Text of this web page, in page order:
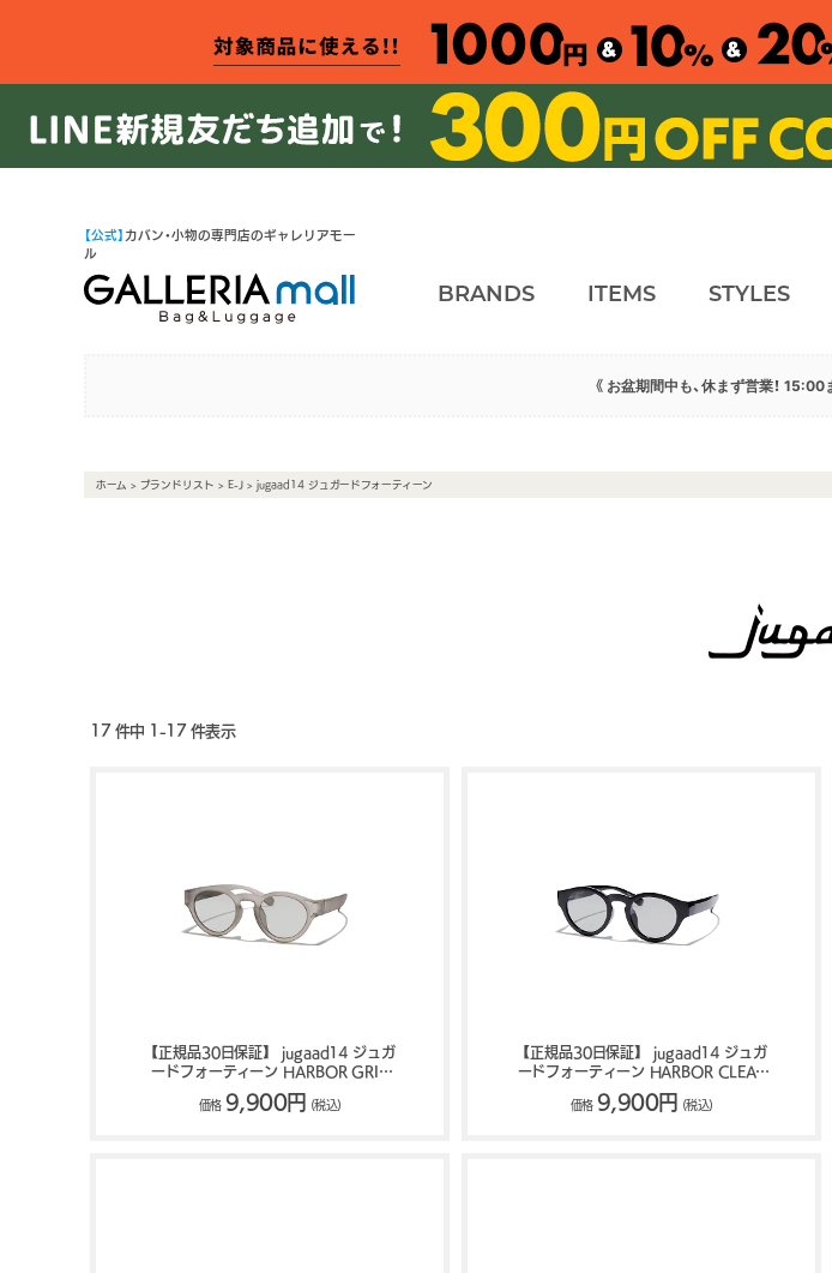
【公式】 カバン・小物の専門店のギャレリアモー
ル
BRANDS ITEMS STYLES
《 お盆期間中も、休まず営業！
ホーム > ブランドリスト > E-J > jugaad14 ジュガードフォーティーン
17 件中 1-17 件表示
【正規品30日保証】 jugaad14 ジュガ
ードフォーティーン HARBOR GRIP
MATT サングラス 126500019
価格 9,900円 (税込)
【正規品30日保証】 jugaad14 ジュガ
ードフォーティーン HARBOR CLEAR
サングラス 126500018
価格 9,900円 (税込)